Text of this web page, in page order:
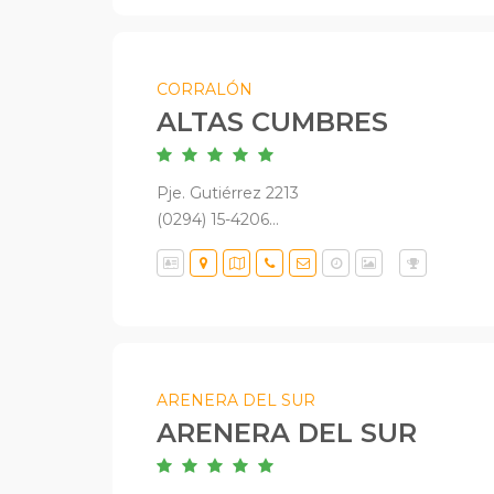
CORRALÓN
ALTAS CUMBRES
Pje. Gutiérrez 2213
(0294) 15-4206...
ARENERA DEL SUR
ARENERA DEL SUR